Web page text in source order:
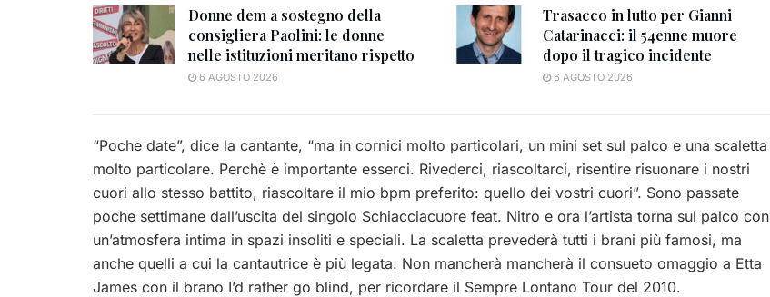
Donne dem a sostegno della
consigliera Paolini: le donne
nelle istituzioni meritano rispetto
6 AGOSTO 2026
Trasacco in lutto per Gianni
Catarinacci: il 54enne muore
dopo il tragico incidente
6 AGOSTO 2026
“Poche date”, dice la cantante, “ma in cornici molto particolari, un mini set sul palco e una scaletta
molto particolare. Perchè è importante esserci. Rivederci, riascoltarci, risentire risuonare i nostri
cuori allo stesso battito, riascoltare il mio bpm preferito: quello dei vostri cuori”. Sono passate
poche settimane dall’uscita del singolo Schiacciacuore feat. Nitro e ora l’artista torna sul palco con
un’atmosfera intima in spazi insoliti e speciali. La scaletta prevederà tutti i brani più famosi, ma
anche quelli a cui la cantautrice è più legata. Non mancherà mancherà il consueto omaggio a Etta
James con il brano I’d rather go blind, per ricordare il Sempre Lontano Tour del 2010.